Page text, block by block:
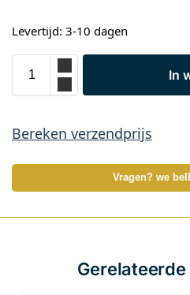
Levertijd: 3-10 dagen
In
Bereken verzendprijs
Vragen? we